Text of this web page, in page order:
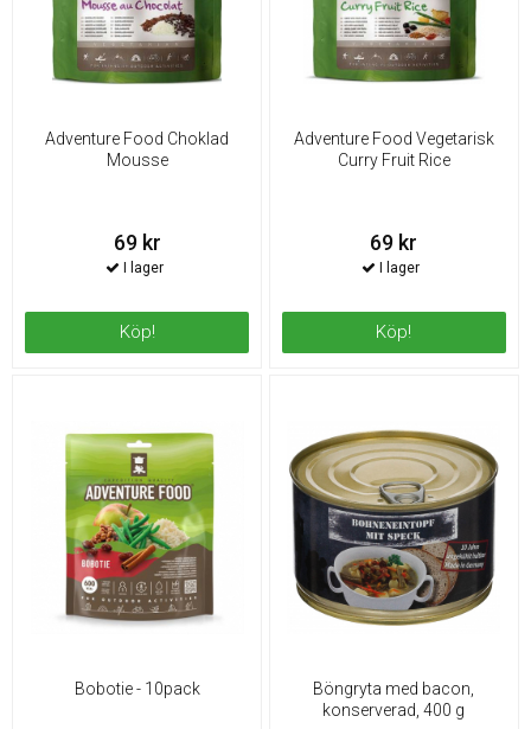
Adventure Food Choklad
Mousse
69 kr
Köp!
Adventure Food Vegetarisk
Curry Fruit Rice
69 kr
Köp!
Bobotie - 10pack
Böngryta med bacon,
konserverad, 400 g